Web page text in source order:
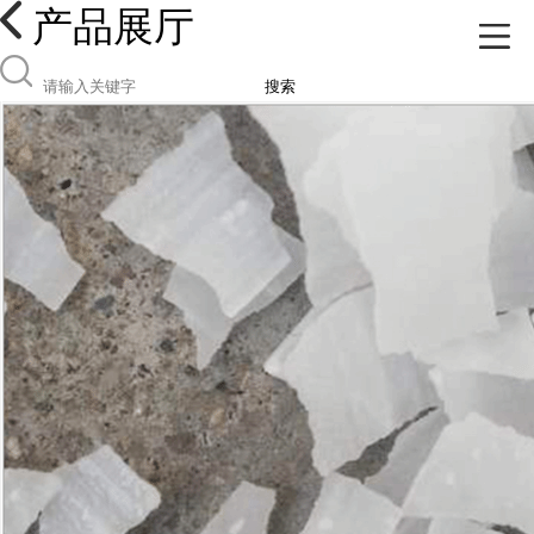
产品展厅
搜索